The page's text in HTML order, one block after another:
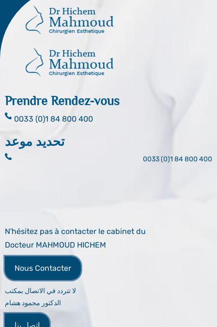
Prendre Rendez-vous
0033 (0)1 84 800 400
تحديد موعد
0033 (0)1 84 800 400
N'hésitez pas à contacter le cabinet du
Docteur MAHMOUD HICHEM
Nous Contacter
لا تتردد في الاتصال بمكتب
الدكتور محمود هشام
اتصل بنا